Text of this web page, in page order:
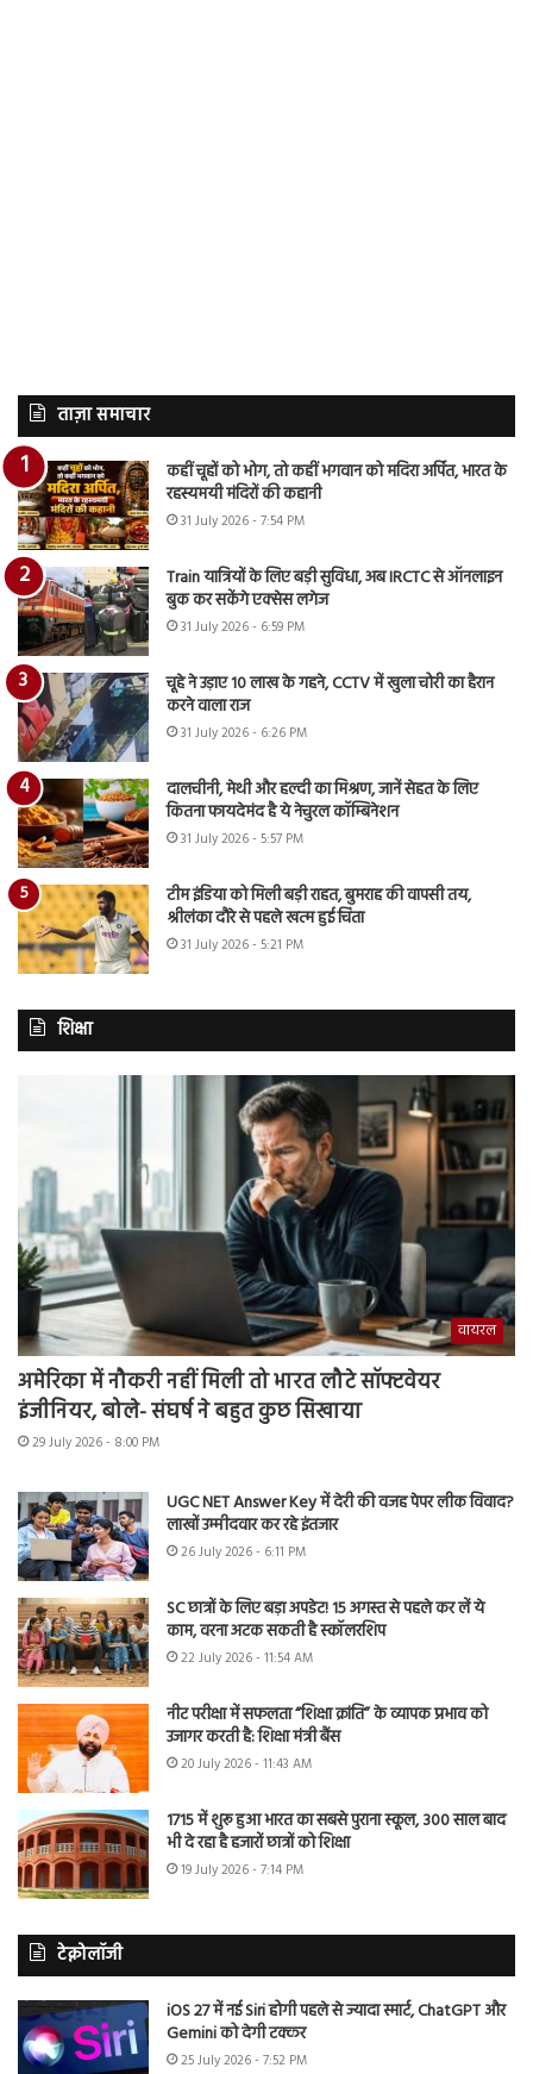
ताज़ा समाचार
कहीं चूहों को भोग, तो कहीं भगवान को मदिरा अर्पित, भारत के
रहस्यमयी मंदिरों की कहानी
31 July 2026 - 7:54 PM
Train यात्रियों के लिए बड़ी सुविधा, अब IRCTC से ऑनलाइन
बुक कर सकेंगे एक्सेस लगेज
31 July 2026 - 6:59 PM
चूहे ने उड़ाए 10 लाख के गहने, CCTV में खुला चोरी का हैरान
करने वाला राज
31 July 2026 - 6:26 PM
दालचीनी, मेथी और हल्दी का मिश्रण, जानें सेहत के लिए
कितना फायदेमंद है ये नेचुरल कॉम्बिनेशन
31 July 2026 - 5:57 PM
टीम इंडिया को मिली बड़ी राहत, बुमराह की वापसी तय,
श्रीलंका दौरे से पहले खत्म हुई चिंता
31 July 2026 - 5:21 PM
शिक्षा
वायरल
अमेरिका में नौकरी नहीं मिली तो भारत लौटे सॉफ्टवेयर
इंजीनियर, बोले- संघर्ष ने बहुत कुछ सिखाया
29 July 2026 - 8:00 PM
UGC NET Answer Key में देरी की वजह पेपर लीक विवाद?
लाखों उम्मीदवार कर रहे इंतजार
26 July 2026 - 6:11 PM
SC छात्रों के लिए बड़ा अपडेट! 15 अगस्त से पहले कर लें ये
काम, वरना अटक सकती है स्कॉलरशिप
22 July 2026 - 11:54 AM
नीट परीक्षा में सफलता “शिक्षा क्रांति” के व्यापक प्रभाव को
उजागर करती है: शिक्षा मंत्री बैंस
20 July 2026 - 11:43 AM
1715 में शुरू हुआ भारत का सबसे पुराना स्कूल, 300 साल बाद
भी दे रहा है हजारों छात्रों को शिक्षा
19 July 2026 - 7:14 PM
टेक्नोलॉजी
iOS 27 में नई Siri होगी पहले से ज्यादा स्मार्ट, ChatGPT और
Gemini को देगी टक्कर
25 July 2026 - 7:52 PM